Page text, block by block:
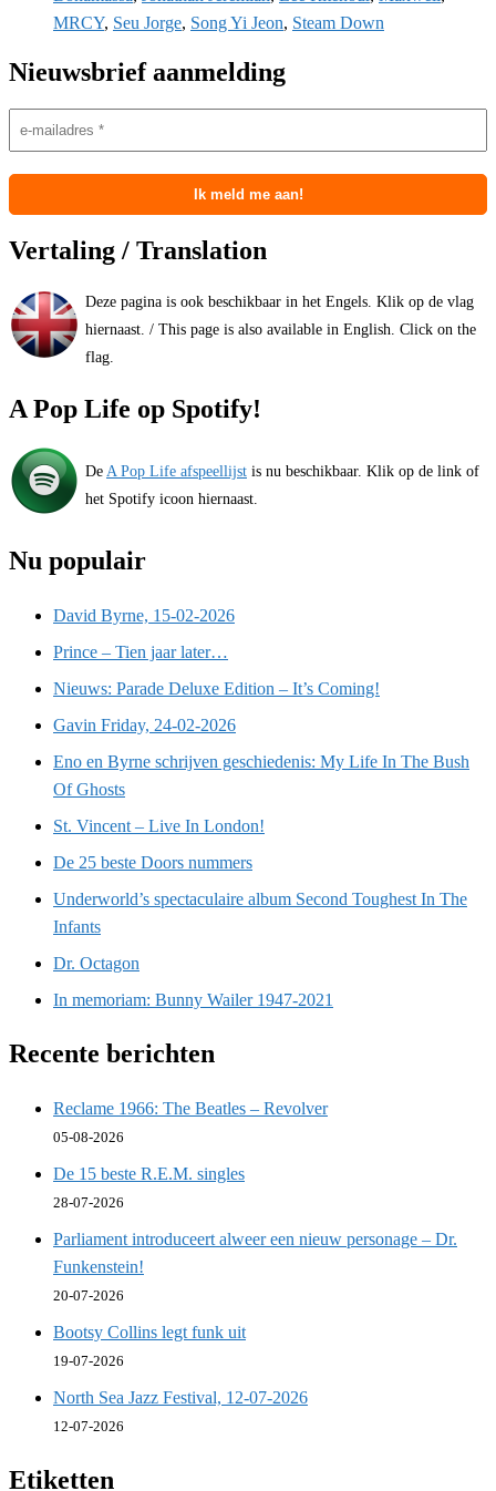
MRCY, Seu Jorge, Song Yi Jeon, Steam Down
Nieuwsbrief aanmelding
Vertaling / Translation
Deze pagina is ook beschikbaar in het Engels. Klik op de vlag
hiernaast. / This page is also available in English. Click on the
flag.
A Pop Life op Spotify!
De A Pop Life afspeellijst is nu beschikbaar. Klik op de link of
het Spotify icoon hiernaast.
Nu populair
David Byrne, 15-02-2026
Prince – Tien jaar later…
Nieuws: Parade Deluxe Edition – It’s Coming!
Gavin Friday, 24-02-2026
Eno en Byrne schrijven geschiedenis: My Life In The Bush
Of Ghosts
St. Vincent – Live In London!
De 25 beste Doors nummers
Underworld’s spectaculaire album Second Toughest In The
Infants
Dr. Octagon
In memoriam: Bunny Wailer 1947-2021
Recente berichten
Reclame 1966: The Beatles – Revolver
05-08-2026
De 15 beste R.E.M. singles
28-07-2026
Parliament introduceert alweer een nieuw personage – Dr.
Funkenstein!
20-07-2026
Bootsy Collins legt funk uit
19-07-2026
North Sea Jazz Festival, 12-07-2026
12-07-2026
Etiketten